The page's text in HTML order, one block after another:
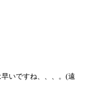
いですね、、、。(遠